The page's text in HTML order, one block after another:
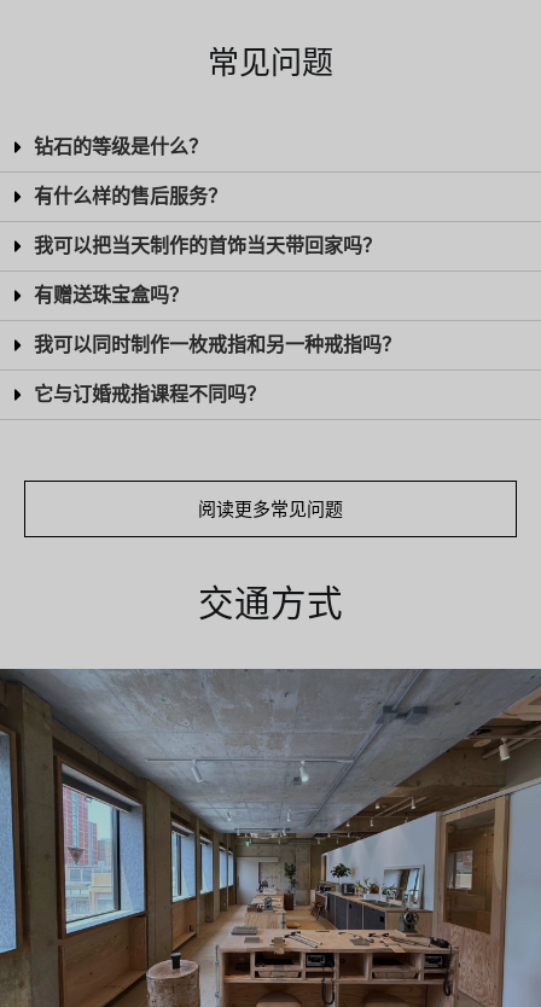
常见问题
钻石的等级是什么？
有什么样的售后服务？
我可以把当天制作的首饰当天带回家吗？
有赠送珠宝盒吗？
我可以同时制作一枚戒指和另一种戒指吗？
它与订婚戒指课程不同吗？
阅读更多常见问题
交通方式